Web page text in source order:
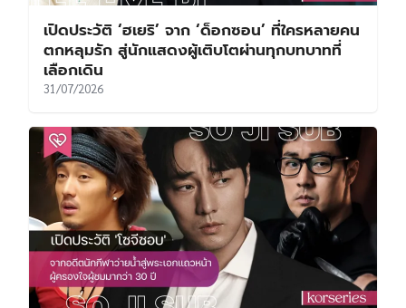
เปิดประวัติ ‘ฮเยริ’ จาก ‘ด็อกซอน’ ที่ใครหลายคน
ตกหลุมรัก สู่นักแสดงผู้เติบโตผ่านทุกบทบาทที่
เลือกเดิน
31/07/2026